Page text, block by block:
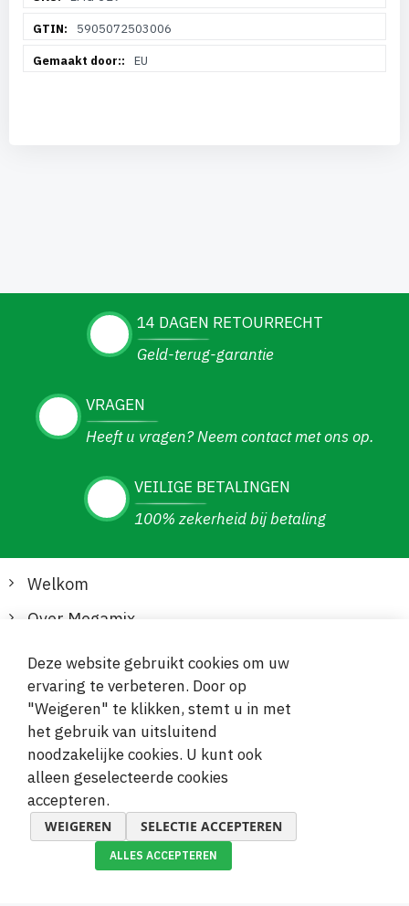
informatie
5905072503006
EU
14 DAGEN RETOURRECHT
Geld-terug-garantie
VRAGEN
Heeft u vragen? Neem contact met ons op.
VEILIGE BETALINGEN
100% zekerheid bij betaling
Welkom
Over Megamix
Informatie
Klantenservice
Veilige en gemakkelijke betalingen
Deze website gebruikt cookies om uw
ervaring te verbeteren. Door op
"Weigeren" te klikken, stemt u in met
het gebruik van uitsluitend
noodzakelijke cookies. U kunt ook
alleen geselecteerde cookies
accepteren.
WEIGEREN SELECTIE ACCEPTEREN
ALLES ACCEPTEREN